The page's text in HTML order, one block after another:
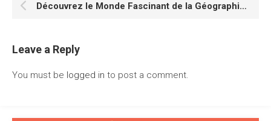
Découvrez le Monde Fascinant de la Géographie En Anglais
Leave a Reply
You must be logged in to post a comment.